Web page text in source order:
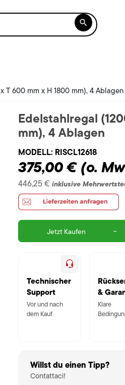

T 600 mm x H 1800 mm), 4 Ablagen
Edelstahlregal
mm), 4 Ablagen
MODELL: RISCL12618
375,00 € (o.
446,25 € inklusive
Jetzt Kaufen -
Technischer
Support
Vor und nach
dem Kauf
&
Klare
Willst du einen Tipp?
Contattaci!